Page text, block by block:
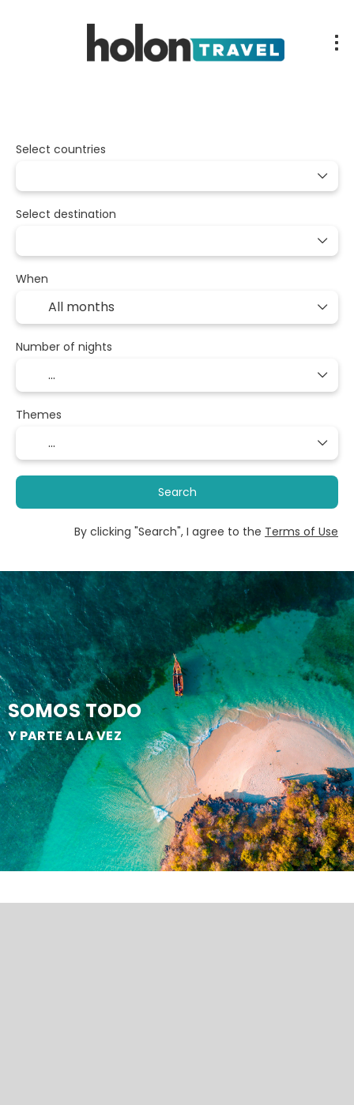
SOMOS TODO
Y PARTE A LA VEZ
Select countries
Select destination
When
Number of nights
Themes
Search
By clicking "Search", I agree to the Terms of Use